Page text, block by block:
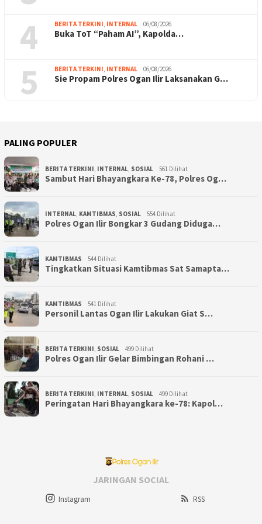
4 BERITA TERKINI, INTERNAL 06/08/2026
Buka ToT “Paham AI”, Kapolda…
5 BERITA TERKINI, INTERNAL 06/08/2026
Sie Propam Polres Ogan Ilir Laksanakan G…
PALING POPULER
BERITA TERKINI, INTERNAL, SOSIAL 561 Dilihat
Sambut Hari Bhayangkara Ke-78, Polres Og…
INTERNAL, KAMTIBMAS, SOSIAL 554 Dilihat
Polres Ogan Ilir Bongkar 3 Gudang Diduga…
KAMTIBMAS 544 Dilihat
Tingkatkan Situasi Kamtibmas Sat Samapta…
KAMTIBMAS 541 Dilihat
Personil Lantas Ogan Ilir Lakukan Giat S…
BERITA TERKINI, SOSIAL 499 Dilihat
Polres Ogan Ilir Gelar Bimbingan Rohani …
BERITA TERKINI, INTERNAL, SOSIAL 499 Dilihat
Peringatan Hari Bhayangkara ke-78: Kapol…
JARINGAN SOCIAL
Instagram RSS